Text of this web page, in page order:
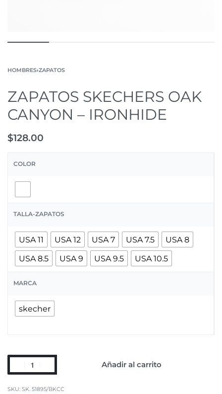
HOMBRES›ZAPATOS
ZAPATOS SKECHERS OAK
CANYON – IRONHIDE
$128.00
COLOR
TALLA-ZAPATOS
USA 11 USA 12 USA 7 USA 7.5
USA 8
USA 8.5
USA 9 USA 9.5 USA 10.5
MARCA
skecher
Añadir al carrito
SK. 51895/BKCC